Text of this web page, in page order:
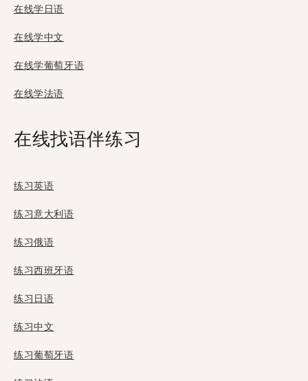
在线学日语
在线学中文
在线学葡萄牙语
在线学法语
在线找语伴练习
练习英语
练习意大利语
练习俄语
练习西班牙语
练习日语
练习中文
练习葡萄牙语